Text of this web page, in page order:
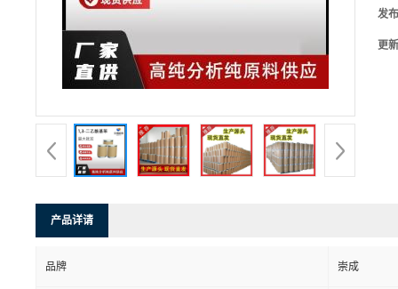
发
更
产品详请
品牌 崇成